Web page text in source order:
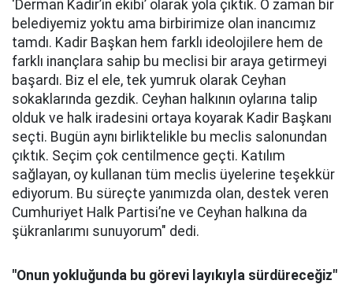
‘Derman Kadir’in ekibi’ olarak yola çıktık. O zaman bir
belediyemiz yoktu ama birbirimize olan inancımız
tamdı. Kadir Başkan hem farklı ideolojilere hem de
farklı inançlara sahip bu meclisi bir araya getirmeyi
başardı. Biz el ele, tek yumruk olarak Ceyhan
sokaklarında gezdik. Ceyhan halkının oylarına talip
olduk ve halk iradesini ortaya koyarak Kadir Başkanı
seçti. Bugün aynı birliktelikle bu meclis salonundan
çıktık. Seçim çok centilmence geçti. Katılım
sağlayan, oy kullanan tüm meclis üyelerine teşekkür
ediyorum. Bu süreçte yanımızda olan, destek veren
Cumhuriyet Halk Partisi’ne ve Ceyhan halkına da
şükranlarımı sunuyorum" dedi.
"Onun yokluğunda bu görevi layıkıyla sürdüreceğiz"